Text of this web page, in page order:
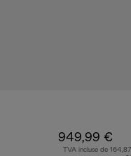
949,99 €
TVA incluse de